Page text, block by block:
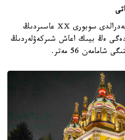
الماتىداعى ۆوزنەسەنسك كافەدرالدى سوبورى ⅩⅩ عاسىردىڭ
ەڭ بيىك اعاش شىركەۋلەردىڭ
56 مەتر.